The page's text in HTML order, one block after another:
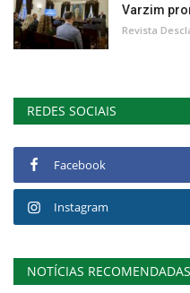
Varzim
Revista
REDES SOCIAIS
Facebook
Instagram
NOTÍCIAS RECOMENDADAS